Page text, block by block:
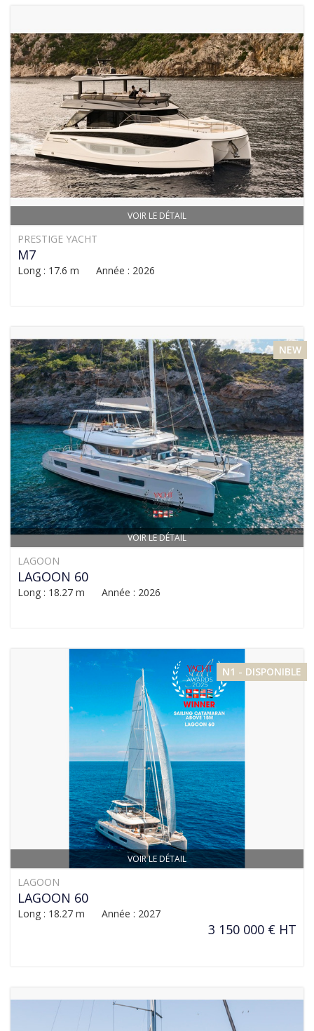
VOIR LE DÉTAIL
PRESTIGE YACHT
M7
Long : 17.6 m Année : 2026
VOIR LE DÉTAIL
NEW
LAGOON
LAGOON 60
Long : 18.27 m Année : 2026
VOIR LE DÉTAIL
N1 - DISPONIBLE
LAGOON
LAGOON 60
Long : 18.27 m Année : 2027
3 150 000 € HT